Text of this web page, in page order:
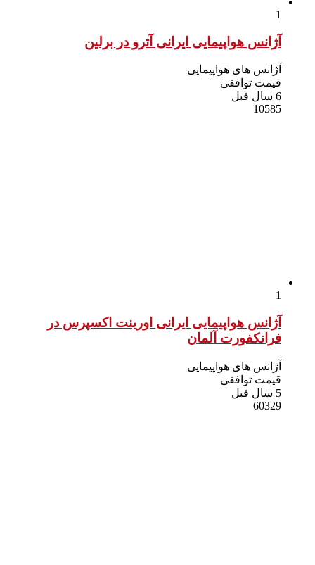
آژانس هواپیمایی ایرانی آترو در برلین
آژانس های هواپیمایی
قیمت توافقی
10585
آژانس هواپیمایی ایرانی اورینت اکسپرس در
فرانکفورت آلمان
آژانس های هواپیمایی
قیمت توافقی
60329